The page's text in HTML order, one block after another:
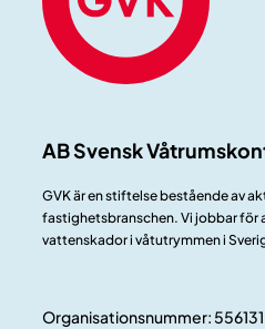
AB Svensk
GVK är en stiftelse bestående av
fastighetsbranschen. Vi jobbar för
vattenskador i våtutrymmen i
Organisationsnummer: